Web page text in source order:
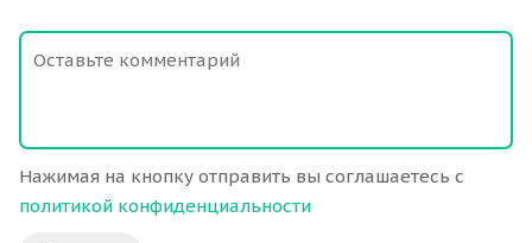
Нажимая на кнопку отправить вы соглашаетесь с
политикой конфиденциальности